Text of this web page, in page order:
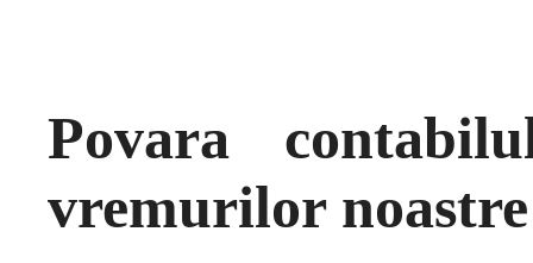
Povara
vremurilor noastre